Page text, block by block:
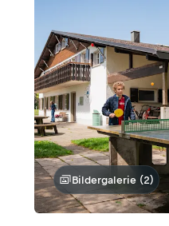
Bildergalerie (2)